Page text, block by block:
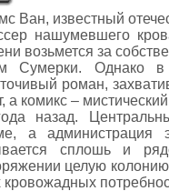
Ван, известный
нашумевшего
возьмется за
Сумерки. Однако в
роман,
а комикс –
назад.
а администрация
сплошь и
целую
кровожадных